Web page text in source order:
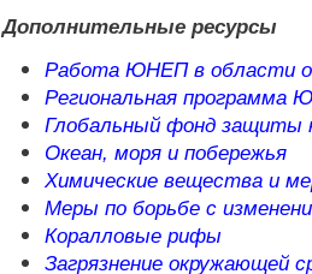
Дополнительные ресурсы
Работа ЮНЕП в области
Региональная программа
Глобальный фонд защиты
Океан, моря и побережья
Химические вещества и
Меры по борьбе с
Коралловые рифы
Загрязнение окружающей